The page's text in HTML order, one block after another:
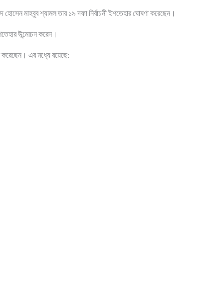
হোসেন মাহবুব শ্যামল তার ১৯ দফা নির্বাচনী ইশতেহার ঘোষণা করেছেন।
উন্মোচন করেন।
করেছেন। এর মধ্যে রয়েছে: